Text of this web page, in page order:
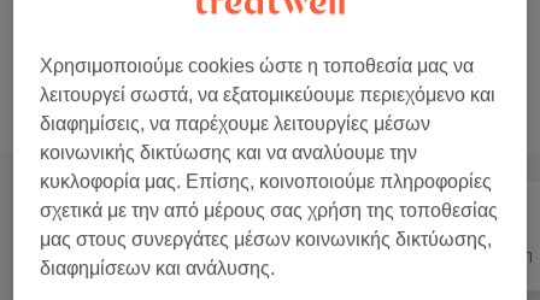
Μανικιούρ με χρωμα διάρκειας
Αναζήτηση υπηρεσιών
Όλα Αποτρίχωση
Χρησιμοποιούμε cookies ώστε η τοποθεσία μας να
λειτουργεί σωστά, να εξατομικεύουμε περιεχόμενο και
διαφημίσεις, να παρέχουμε λειτουργίες μέσων
κοινωνικής δικτύωσης και να αναλύουμε την
κυκλοφορία μας. Επίσης, κοινοποιούμε πληροφορίες
σχετικά με την από μέρους σας χρήση της τοποθεσίας
μας στους συνεργάτες μέσων κοινωνικής δικτύωσης,
διαφημίσεων και ανάλυσης.